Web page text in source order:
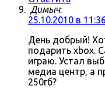
Димыч:
25.10.2010 в 11:36
День добрый!
подарить xbox.
играю. Устал
медиа центр, а
250гб?